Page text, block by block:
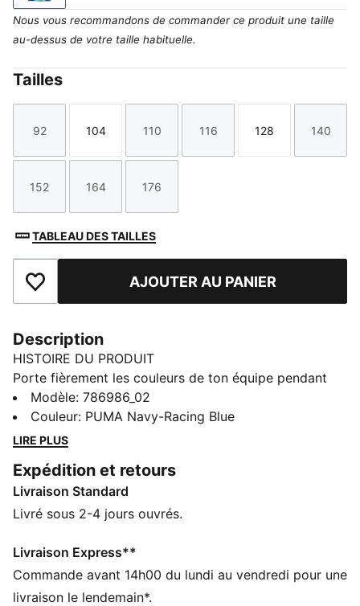
Nous vous recommandons de commander ce produit une taille
au-dessus de votre taille habituelle.
Tailles
Taille
92
Taille
104
Taille
110
Taille
116
Taille
128
Taille
140
Taille
152
Taille
164
Taille
176
TABLEAU DES TAILLES
Ajouter aux favorisAJOUTER AU PANIER
Description
HISTOIRE DU PRODUIT
Porte fièrement les couleurs de ton équipe pendant
les matchs à l’extérieur. Le maillot Away 25/26 THW
Kiel intègre la technologie dryCELL de PUMA pour des
performances de haut niveau. Tu restes au sec, et tu
Sur la pelouse ou dans les gradins, ce maillot
accompagne chaque mouvement et permet de
représenter fièrement ton équipe.
dryCELL : la technologie PUMA évacue l’humidité du
corps pour te protéger de la transpiration pendant tes
activités
Modèle: 786986_02
Couleur: PUMA Navy-Racing Blue
LIRE PLUS
Expédition et retours
Livraison Standard
Livré sous 2-4 jours ouvrés.
Livraison Express**
Commande avant 14h00 du lundi au vendredi pour une
livraison le lendemain*.